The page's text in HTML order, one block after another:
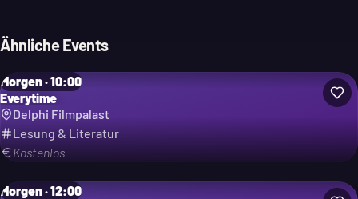
Ähnliche Events
Morgen · 10:00
Everytime
Delphi Filmpalast
Lesung & Literatur
Kostenlos
Morgen · 12:00